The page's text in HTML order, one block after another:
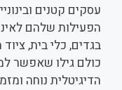
עסקים קטנים
הפעילות שלהם
בגדים, כלי בית,
כולם גילו שאפשר
הדיגיטלית נוחה